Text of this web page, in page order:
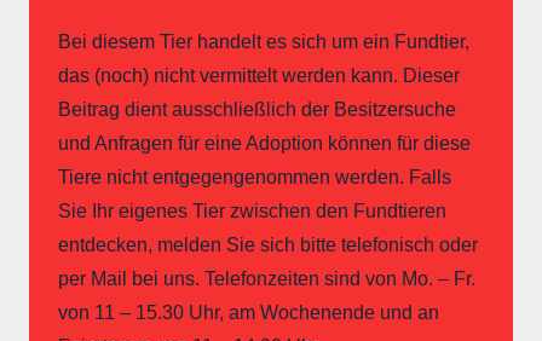
Bei diesem Tier handelt es sich um ein Fundtier,
das (noch) nicht vermittelt werden kann. Dieser
Beitrag dient ausschließlich der Besitzersuche
und Anfragen für eine Adoption können für diese
Tiere nicht entgegengenommen werden. Falls
Sie Ihr eigenes Tier zwischen den Fundtieren
entdecken, melden Sie sich bitte telefonisch oder
per Mail bei uns. Telefonzeiten sind von Mo. – Fr.
von 11 – 15.30 Uhr, am Wochenende und an